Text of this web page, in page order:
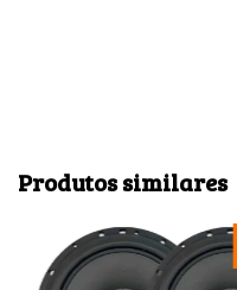
Produtos similares